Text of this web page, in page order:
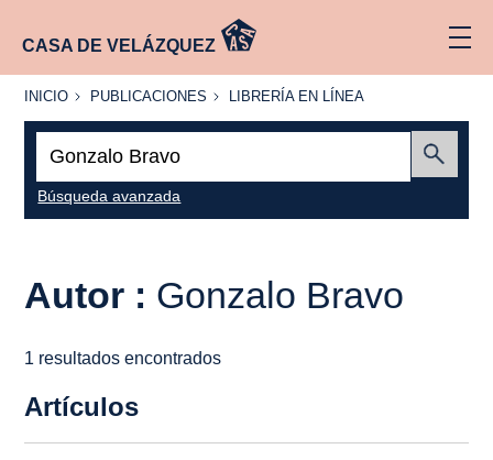
CASA DE VELÁZQUEZ
INICIO
INICIO PUBLICACIONES
PUBLICACIONES
LIBRERÍA
LÍNEA
LIBRERÍA EN LÍNEA
Búsqueda avanzada
Autor : Gonzalo Bravo
1 resultados encontrados
Artículos